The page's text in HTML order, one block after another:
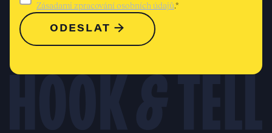
Zásadami zpracování osobních údajů.*